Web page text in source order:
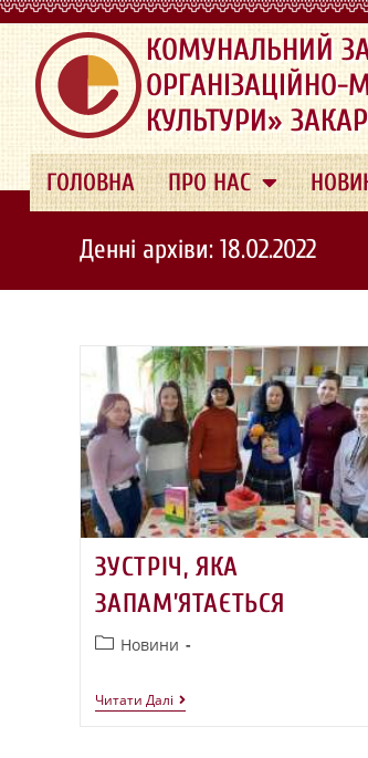
.
КОМУНАЛЬНИЙ
КУЛЬТУРИ»
ГОЛОВНА ПРО НАС
Денні архіви: 18.02.2022
ЗУСТРІЧ, ЯКА
ЗАПАМ’ЯТАЄТЬСЯ
Новини
Читати Далі